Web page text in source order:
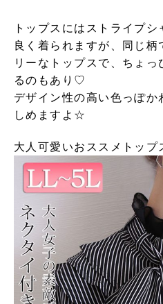
トップスにはストライプ
良く着られますが、同じ
リーなトップスで、ちょ
るのもあり♡
デザイン性の高い色っぽか
しめますよ☆
大人可愛いおススメトッ